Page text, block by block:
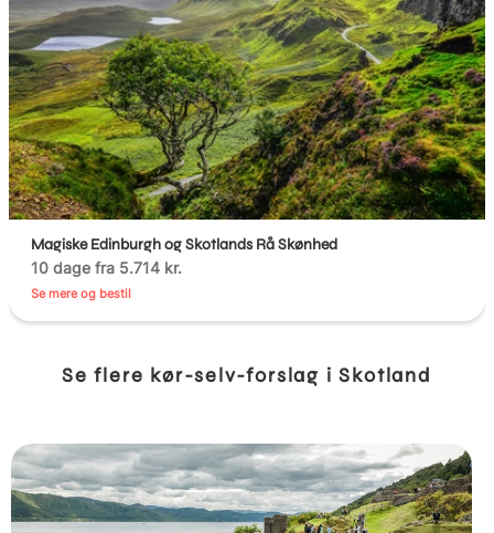
Magiske Edinburgh og Skotlands Rå Skønhed
10 dage fra 5.714 kr.
Se mere og bestil
Se flere kør-selv-forslag i Skotland